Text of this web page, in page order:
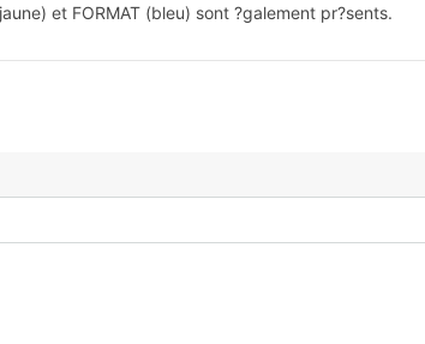
et FORMAT (bleu) sont ?galement pr?sents.